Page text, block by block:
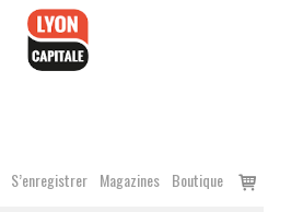
S’enregistrer Magazines Boutique
Voir